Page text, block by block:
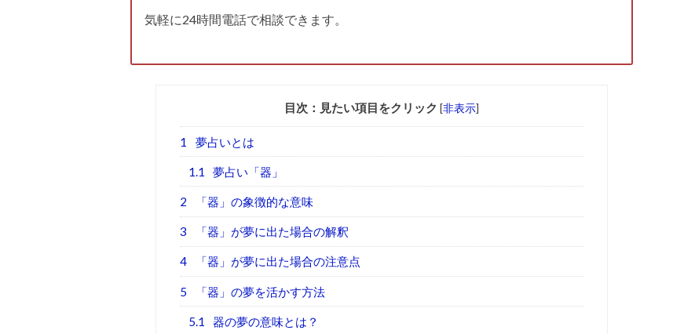
気軽に24時間電話で相談できます。
目次：見たい項目をクリック [非表示]
1 夢占いとは
1.1 夢占い「器」
2 「器」の象徴的な意味
3 「器」が夢に出た場合の解釈
4 「器」が夢に出た場合の注意点
5 「器」の夢を活かす方法
5.1 器の夢の意味とは？